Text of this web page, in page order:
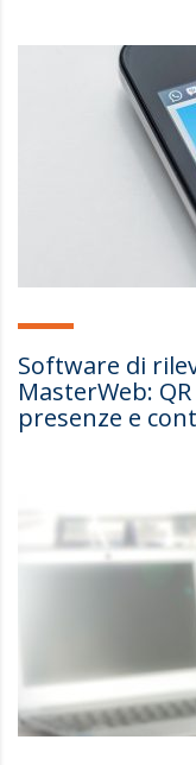
Software di
MasterWeb:
presenze e